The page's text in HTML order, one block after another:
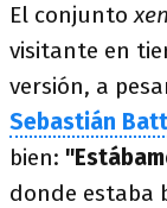
El conjunto
visitante en
versión, a
Sebastián
bien:
donde estaba